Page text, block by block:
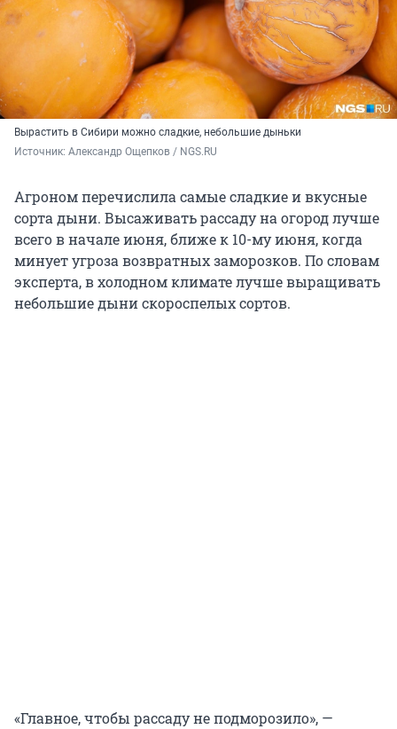
Вырастить в Сибири можно сладкие, небольшие дыньки
Источник: Александр Ощепков / NGS.RU
Агроном перечислила самые сладкие и вкусные
сорта дыни. Высаживать рассаду на огород лучше
всего в начале июня, ближе к 10-му июня, когда
минует угроза возвратных заморозков. По словам
эксперта, в холодном климате лучше выращивать
небольшие дыни скороспелых сортов.
«Главное, чтобы рассаду не подморозило», —